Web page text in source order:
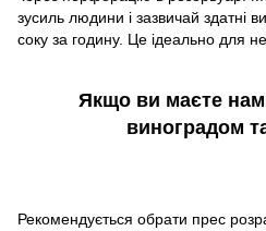
зусиль людини і зазвичай здатні
соку за годину. Це ідеально для
Якщо ви маєте
виноградом
Рекомендується обрати прес